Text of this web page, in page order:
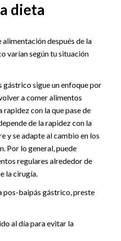
dieta
alimentación después de la
varían según tu situación
gástrico sigue un enfoque por
a comer alimentos
con la que pase de
de la rapidez con la
y se adapte al cambio en los
Por lo general, puede
regulares alrededor de
la cirugía.
pos-baipás gástrico, preste
al día para evitar la